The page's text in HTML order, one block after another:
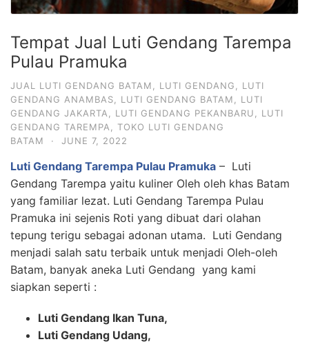
Tempat Jual Luti Gendang Tarempa
Pulau Pramuka
JUAL LUTI GENDANG BATAM, LUTI GENDANG, LUTI
GENDANG ANAMBAS, LUTI GENDANG BATAM, LUTI
GENDANG JAKARTA, LUTI GENDANG PEKANBARU, LUTI
GENDANG TAREMPA, TOKO LUTI GENDANG
BATAM
· JUNE 7, 2022
Luti Gendang Tarempa Pulau Pramuka – Luti
Gendang Tarempa yaitu kuliner Oleh oleh khas Batam
yang familiar lezat. Luti Gendang Tarempa Pulau
Pramuka ini sejenis Roti yang dibuat dari olahan
tepung terigu sebagai adonan utama. Luti Gendang
menjadi salah satu terbaik untuk menjadi Oleh-oleh
Batam, banyak aneka Luti Gendang yang kami
siapkan seperti :
Luti Gendang Ikan Tuna,
Luti Gendang Udang,